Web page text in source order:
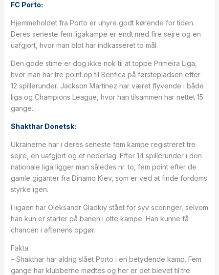
FC Porto:
Hjemmeholdet fra Porto er uhyre godt kørende for tiden.
Deres seneste fem ligakampe er endt med fire sejre og en
uafgjort, hvor man blot har indkasseret to mål.
Den gode stime er dog ikke nok til at toppe Primeira Liga,
hvor man har tre point op til Benfica på førstepladsen efter
12 spillerunder. Jackson Martinez har været flyvende i både
liga og Champions League, hvor han tilsammen har nettet 15
gange.
Shakthar Donetsk:
Ukrainerne har i deres seneste fem kampe registreret tre
sejre, en uafgjort og et nederlag. Efter 14 spillerunder i den
nationale liga ligger man således nr. to, fem point efter de
gamle giganter fra Dinamo Kiev, som er ved at finde fordoms
styrke igen.
I ligaen har Oleksandr Gladkiy stået for syv scoringer, selvom
han kun er starter på banen i otte kampe. Han kunne få
chancen i aftenens opgør.
Fakta:
– Shakthar har aldrig slået Porto i en betydende kamp. Fem
gange har klubberne mødtes og her er det blevet til tre